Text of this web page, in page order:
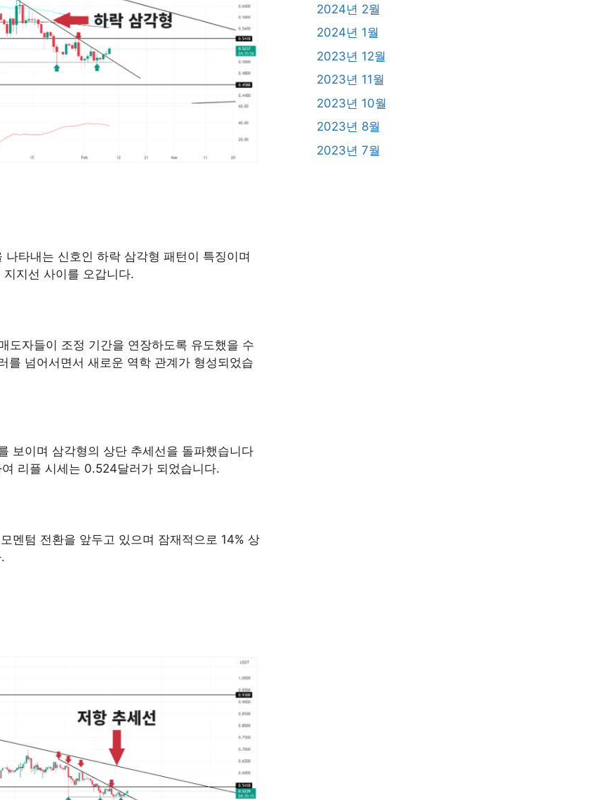
타내는 신호인 하락 삼각형 패턴이 특징이며
지선 사이를 오갑니다.
도자들이 조정 기간을 연장하도록 유도했을 수
넘어서면서 새로운 역학 관계가 형성되었습
보이며 삼각형의 상단 추세선을 돌파했습니다
리플 시세는 0.524달러가 되었습니다.
멘텀 전환을 앞두고 있으며 잠재적으로 14% 상
2024년 2월
2024년 1월
2023년 12월
2023년 11월
2023년 10월
2023년 8월
2023년 7월